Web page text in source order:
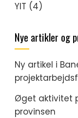
YIT (4)
Nye artikler og
Ny artikel i
Øget aktivitet
provinsen